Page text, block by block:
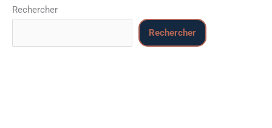
Rechercher
Rechercher